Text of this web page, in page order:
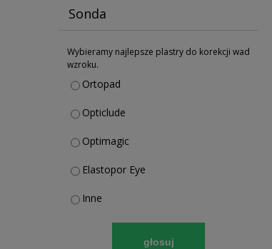
Sonda
Wybieramy najlepsze plastry do korekcji wad
wzroku.
Ortopad
Opticlude
Optimagic
Elastopor Eye
Inne
głosuj